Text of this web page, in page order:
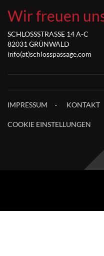
Wir freuen
SCHLOSSSTRASSE 14 A-C
82031 GRÜNWALD
info(at)schlosspassage.com
IMPRESSUM KONTAKT
COOKIE EINSTELLUNGEN